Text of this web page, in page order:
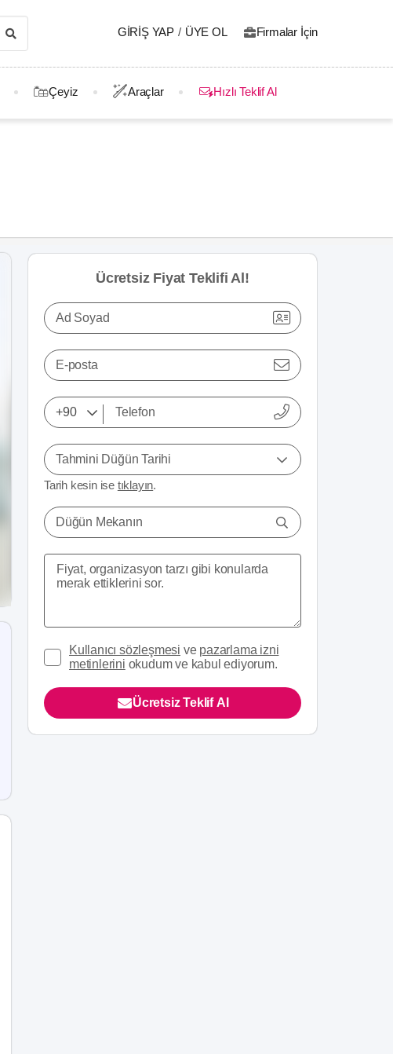
GIRIŞ YAP / ÜYE OL Firmalar İçin
Çeyiz Araçlar Hızlı Teklif Al
Ücretsiz Fiyat Teklifi Al!
Ad Soyad
E-posta
Tahmini Düğün Tarihi
Tarih kesin ise tıklayın.
Düğün Mekanın
Kullanıcı sözleşmesi ve pazarlama izni
metinlerini okudum ve kabul ediyorum.
Ücretsiz Teklif Al